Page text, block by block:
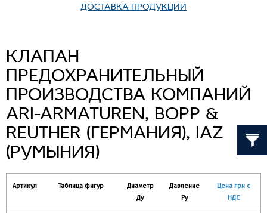
ДОСТАВКА ПРОДУКЦИИ
КЛАПАН
ПРЕДОХРАНИТЕЛЬНЫЙ
ПРОИЗВОДСТВА КОМПАНИЙ
ARI-ARMATUREN, BOPP &
REUTHER (ГЕРМАНИЯ), IAZ
(РУМЫНИЯ)
Артикул Таблица фигур
Диаметр
Ду
Давление
Ру
Цена грн с
НДС